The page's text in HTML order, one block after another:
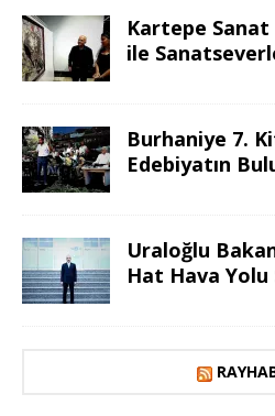
Kartepe Sanat
ile
Burhaniye 7.
Edebiyatın
Uraloğlu
Hat Hava